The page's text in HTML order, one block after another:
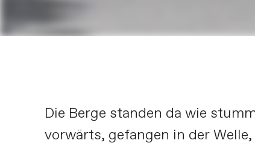
Die Berge standen da wie
vorwärts, gefangen in der